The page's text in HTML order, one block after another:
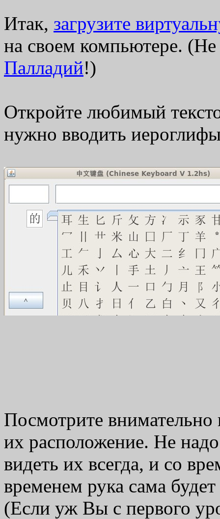
Итак, загрузите
на своем компьютере. (Не
Палладий!)
Откройте любимый
нужно вводить
Посмотрите
их расположение. Не
видеть их всегда, и со
временем рука сама
(Если уж Вы с первого